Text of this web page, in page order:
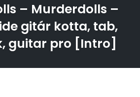
– Murderdolls –
gitár kotta, tab,
guitar pro [Intro]